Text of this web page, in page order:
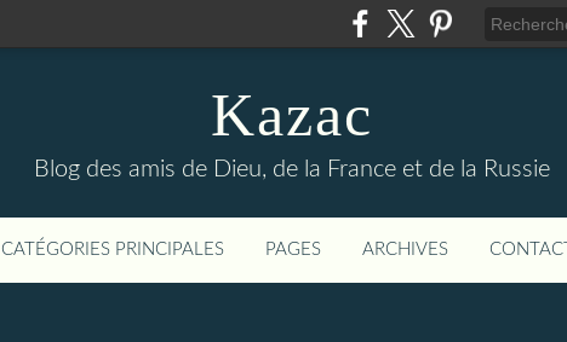
Kazac
Blog des amis de Dieu, de la France et de la Russie
CATÉGORIES PRINCIPALES PAGES ARCHIVES CONTACT